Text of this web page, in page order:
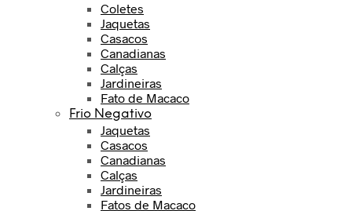
Coletes
Jaquetas
Casacos
Canadianas
Calças
Jardineiras
Fato de Macaco
Frio Negativo
Jaquetas
Casacos
Canadianas
Calças
Jardineiras
Fatos de Macaco